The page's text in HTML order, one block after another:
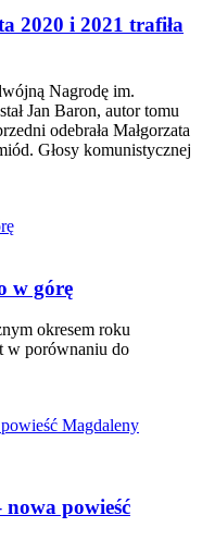
2020 i 2021 trafiła
Nagrodę im.
Jan Baron, autor tomu
odebrała Małgorzata
Głosy komunistycznej
w górę
okresem roku
w porównaniu do
nowa powieść